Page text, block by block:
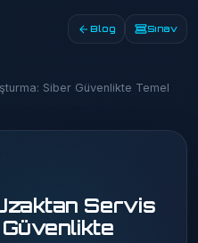
Blog Sınav
Siber Güvenlikte Temel
Servis